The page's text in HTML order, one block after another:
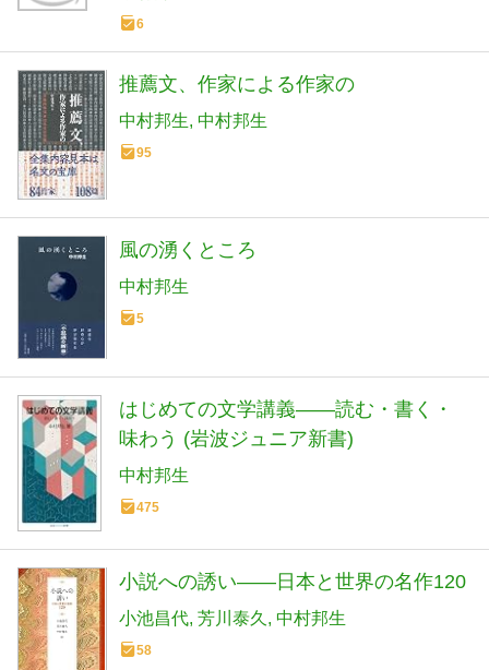
6
推薦文、作家による作家の
中村邦生 中村邦生
95
風の湧くところ
中村邦生
5
はじめての文学講義――読む・書く・
味わう (岩波ジュニア新書)
中村邦生
475
小説への誘い――日本と世界の名作120
小池昌代 芳川泰久 中村邦生
58